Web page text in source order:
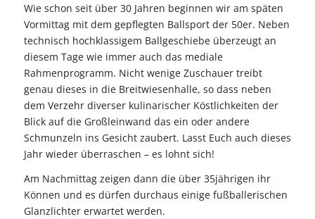
Wie schon seit über 30 Jahren beginnen wir am späten
Vormittag mit dem gepflegten Ballsport der 50er. Neben
technisch hochklassigem Ballgeschiebe überzeugt an
diesem Tage wie immer auch das mediale
Rahmenprogramm. Nicht wenige Zuschauer treibt
genau dieses in die Breitwiesenhalle, so dass neben
dem Verzehr diverser kulinarischer Köstlichkeiten der
Blick auf die Großleinwand das ein oder andere
Schmunzeln ins Gesicht zaubert. Lasst Euch auch dieses
Jahr wieder überraschen – es lohnt sich!
Am Nachmittag zeigen dann die über 35jährigen ihr
Können und es dürfen durchaus einige fußballerischen
Glanzlichter erwartet werden.